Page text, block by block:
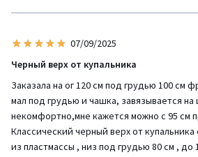
07/09/2025
Черный верх от купальника
Заказала на ог 120 см под грудью 100 см
мал под грудью и чашка, завязывается на
некомфортно,мне кажется можно с 95 см
Классический черный верх от
из пластмассы , низ под грудью 80 см , до